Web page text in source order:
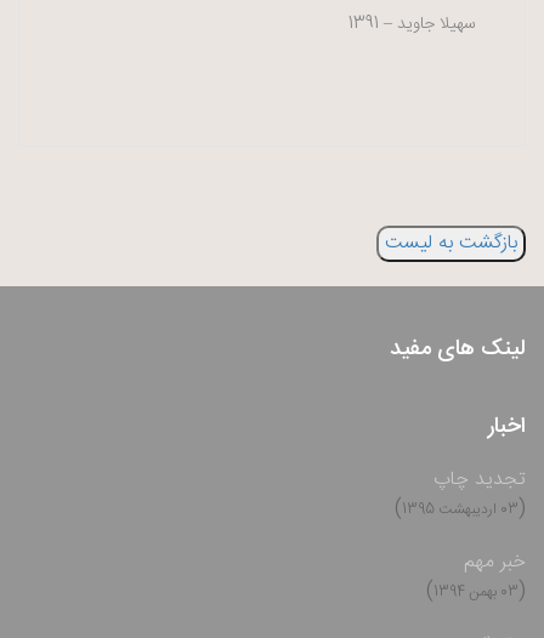
سهیلا جاوید – 1391
بازگشت به لیست
لینک های مفید
اخبار
(03 اردیبهشت 1395 )
تجدید چاپ
(03 بهمن 1394 )
خبر مهم